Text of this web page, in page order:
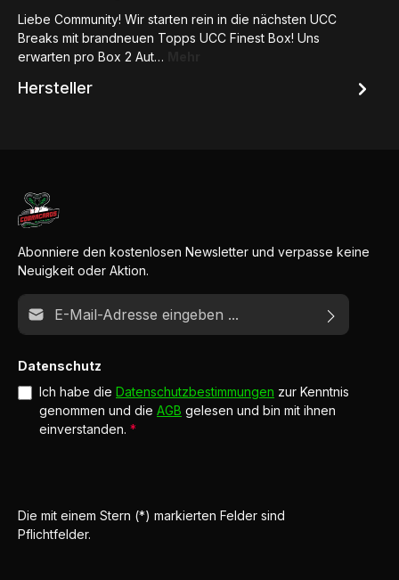
Liebe Community! Wir starten rein in die nächsten UCC
Breaks mit brandneuen Topps UCC Finest Box! Uns
erwarten pro Box 2 Aut…
Hersteller
Abonniere den kostenlosen Newsletter und verpasse keine
Neuigkeit oder Aktion.
E-Mail-Adresse*
Datenschutz
Ich habe die Datenschutzbestimmungen zur Kenntnis
genommen und die AGB gelesen und bin mit ihnen
einverstanden. *
Die mit einem Stern (*) markierten Felder sind
Pflichtfelder.